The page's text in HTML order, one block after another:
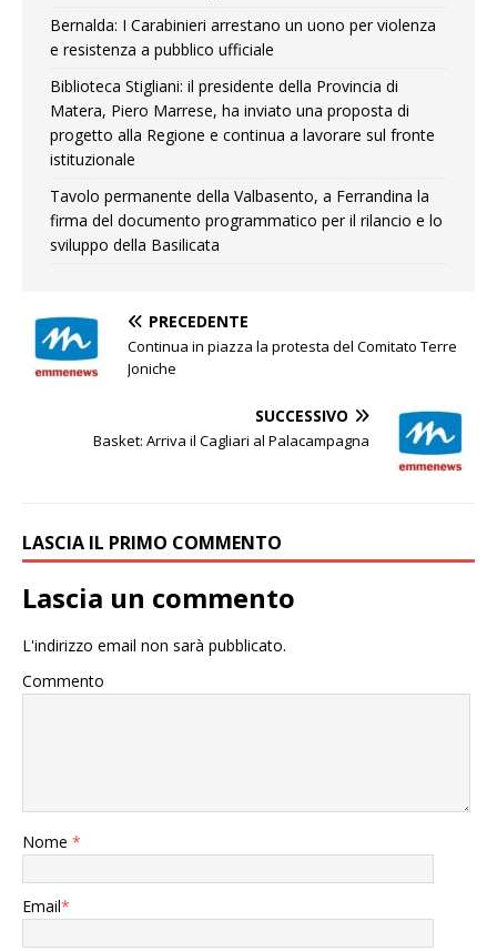
Bernalda: I Carabinieri arrestano un uono per violenza
e resistenza a pubblico ufficiale
Biblioteca Stigliani: il presidente della Provincia di
Matera, Piero Marrese, ha inviato una proposta di
progetto alla Regione e continua a lavorare sul fronte
istituzionale
Tavolo permanente della Valbasento, a Ferrandina la
firma del documento programmatico per il rilancio e lo
sviluppo della Basilicata
PRECEDENTE
Continua in piazza la protesta del Comitato Terre
Joniche
SUCCESSIVO
Basket: Arriva il Cagliari al Palacampagna
LASCIA IL PRIMO COMMENTO
Lascia un commento
L'indirizzo email non sarà pubblicato.
Commento
Nome *
Email*